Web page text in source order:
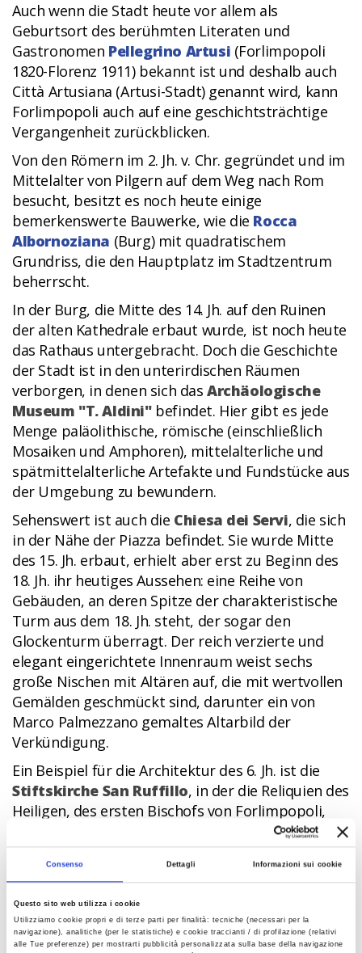
Consenso Dettagli Informazioni sui cookie
Questo sito web utilizza i cookie
Utilizziamo cookie propri e di terze parti per finalità: tecniche (necessari per la
navigazione), analitiche (per le statistiche) e cookie traccianti / di profilazione (relativi
alle Tue preferenze) per mostrarti pubblicità personalizzata sulla base della navigazione
Auch wenn die Stadt heute vor allem als
Geburtsort des berühmten Literaten und
Gastronomen Pellegrino Artusi (Forlimpopoli
1820-Florenz 1911) bekannt ist und deshalb auch
Città Artusiana (Artusi-Stadt) genannt wird, kann
Forlimpopoli auch auf eine geschichtsträchtige
Vergangenheit zurückblicken.
Von den Römern im 2. Jh. v. Chr. gegründet und im
Mittelalter von Pilgern auf dem Weg nach Rom
besucht, besitzt es noch heute einige
bemerkenswerte Bauwerke, wie die Rocca
Albornoziana (Burg) mit quadratischem
Grundriss, die den Hauptplatz im Stadtzentrum
beherrscht.
In der Burg, die Mitte des 14. Jh. auf den Ruinen
der alten Kathedrale erbaut wurde, ist noch heute
das Rathaus untergebracht. Doch die Geschichte
der Stadt ist in den unterirdischen Räumen
verborgen, in denen sich dasArchäologische
Museum "T. Aldini" befindet. Hier gibt es jede
Menge paläolithische, römische (einschließlich
Mosaiken und Amphoren), mittelalterliche und
spätmittelalterliche Artefakte und Fundstücke aus
der Umgebung zu bewundern.
Sehenswert ist auch die Chiesa dei Servi, die sich
in der Nähe der Piazza befindet. Sie wurde Mitte
des 15. Jh. erbaut, erhielt aber erst zu Beginn des
18. Jh. ihr heutiges Aussehen: eine Reihe von
Gebäuden, an deren Spitze der charakteristische
Turm aus dem 18. Jh. steht, der sogar den
Glockenturm überragt. Der reich verzierte und
elegant eingerichtete Innenraum weist sechs
große Nischen mit Altären auf, die mit wertvollen
Gemälden geschmückt sind, darunter ein von
Marco Palmezzano gemaltes Altarbild der
Verkündigung.
Ein Beispiel für die Architektur des 6. Jh. ist die
Stiftskirche San Ruffillo, in der die Reliquien des
Heiligen, des ersten Bischofs von Forlimpopoli,
aufbewahrt werden. Sie wurde im 15. Jh.
umgebaut und 1821 restauriert.
ON THE TABLE